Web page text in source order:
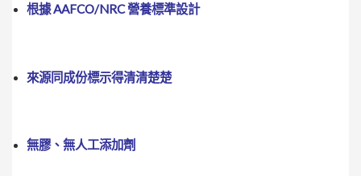
根據 AAFCO/NRC 營養標準設計
來源同成份標示得清清楚楚
無膠、無人工添加劑